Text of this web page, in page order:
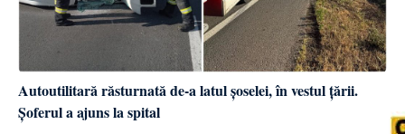
Autoutilitară răsturnată de-a latul șoselei, în vestul țării.
Șoferul a ajuns la spital